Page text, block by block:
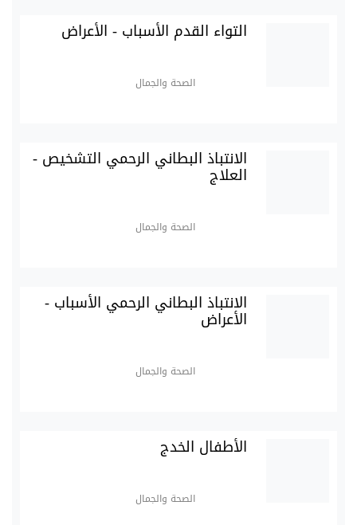
التواء القدم الأسباب - الأعراض
الصحة والجمال
الانتباذ البطاني الرحمي التشخيص -
العلاج
الصحة والجمال
الانتباذ البطاني الرحمي الأسباب -
الأعراض
الصحة والجمال
الأطفال الخدج
الصحة والجمال